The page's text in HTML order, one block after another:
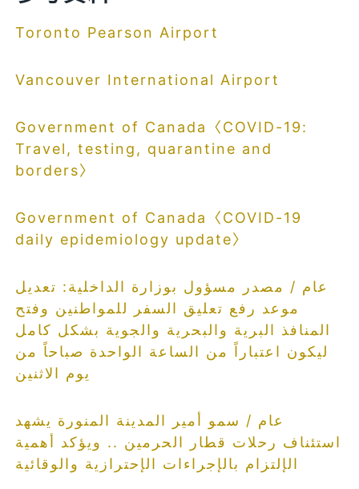
Toronto Pearson Airport
Vancouver International Airport
Government of Canada〈COVID-19:
Travel, testing, quarantine and
borders〉
Government of Canada〈COVID-19
daily epidemiology update〉
عام / مصدر مسؤول بوزارة الداخلية: تعديل
موعد رفع تعليق السفر للمواطنين وفتح
المنافذ البرية والبحرية والجوية بشكل كامل
ليكون اعتباراً من الساعة الواحدة صباحاً من
يوم الاثنين
عام / سمو أمير المدينة المنورة يشهد
استئناف رحلات قطار الحرمين .. ويؤكد أهمية
الإلتزام بالإجراءات الإحترازية والوقائية